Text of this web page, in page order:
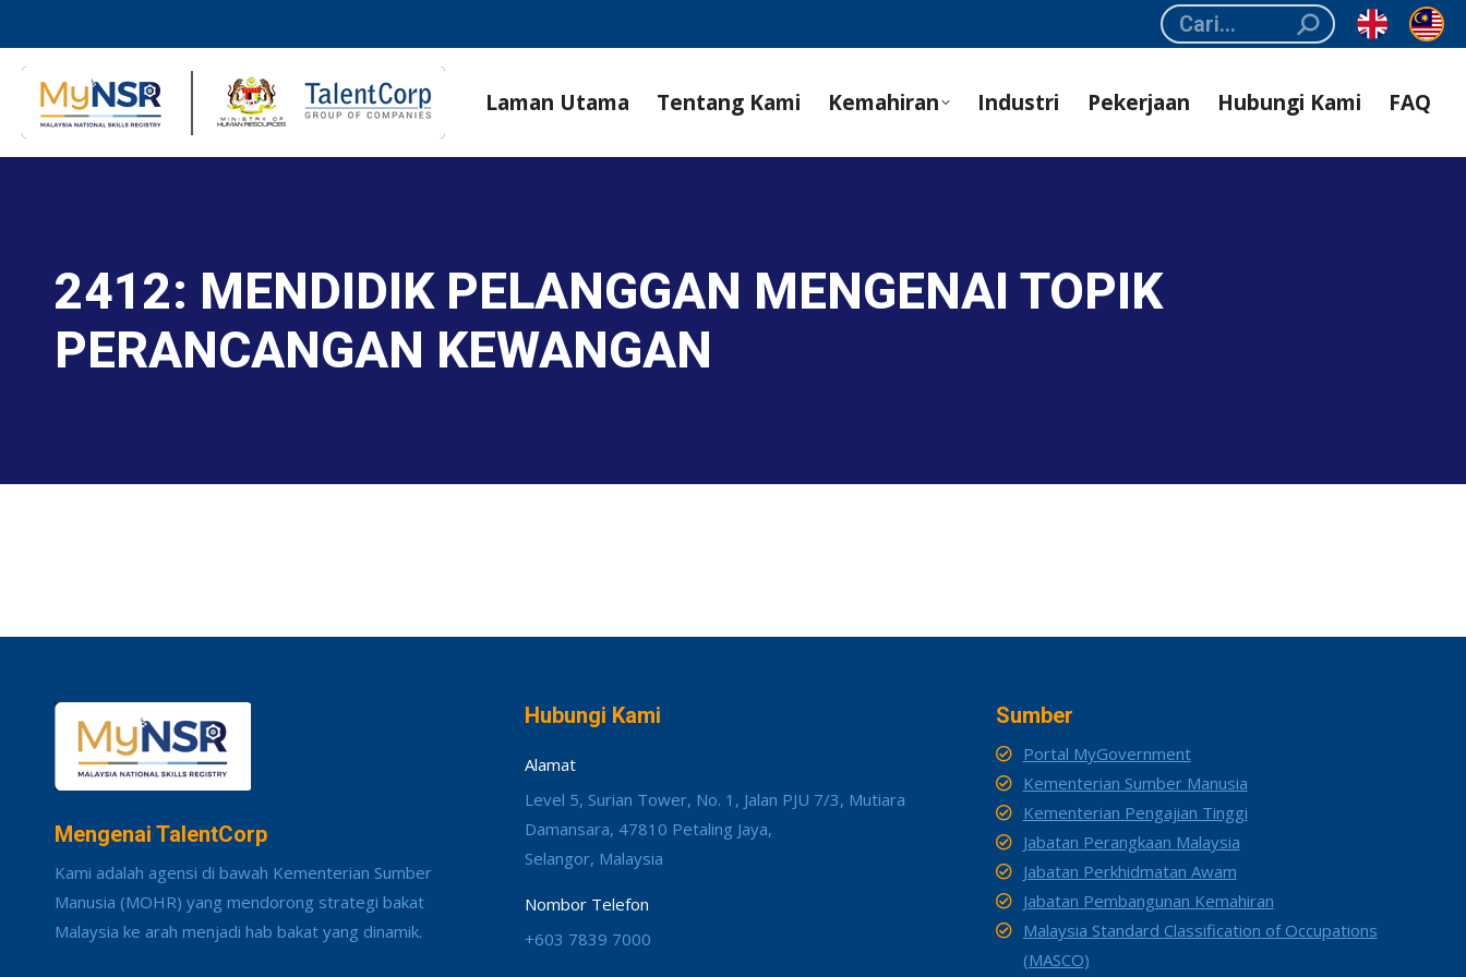
Search:
Laman Utama Tentang Kami Kemahiran Industri Pekerjaan Hubungi Kami FAQ
2412: MENDIDIK PELANGGAN MENGENAI TOPIK
PERANCANGAN KEWANGAN
Mengenai TalentCorp
Kami adalah agensi di bawah Kementerian Sumber
Manusia (MOHR) yang mendorong strategi bakat
Malaysia ke arah menjadi hab bakat yang dinamik.
Hubungi Kami
Alamat
Level 5, Surian Tower, No. 1, Jalan PJU 7/3, Mutiara
Damansara, 47810 Petaling Jaya,
Selangor, Malaysia
Nombor Telefon
+603 7839 7000
Sumber
Portal MyGovernment
Kementerian Sumber Manusia
Kementerian Pengajian Tinggi
Jabatan Perangkaan Malaysia
Jabatan Perkhidmatan Awam
Jabatan Pembangunan Kemahiran
Malaysia Standard Classification of Occupations
(MASCO)